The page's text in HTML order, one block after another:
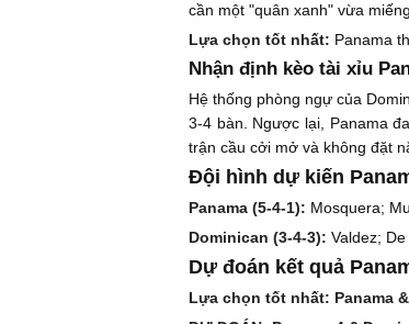
cần một "quân xanh" vừa
Lựa chọn tốt nhất: Panama
Nhận định kèo tài xỉu
Hệ thống phòng ngự của
3-4 bàn. Ngược lại, Panama
trận cầu cởi mở và không đặt
Đội hình dự kiến
Panama (5-4-1): Mosquera;
Dominican (3-4-3): Valdez;
Dự đoán kết quả
Lựa chọn tốt nhất: Panama